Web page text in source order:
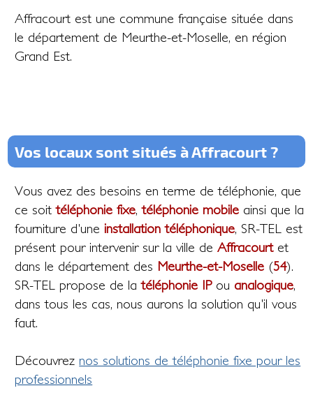
Affracourt est une commune française située dans
le département de Meurthe-et-Moselle, en région
Grand Est.
Vos locaux sont situés à Affracourt ?
Vous avez des besoins en terme de téléphonie, que
ce soittéléphonie fixe,téléphonie mobile ainsi que la
fourniture d'une installation téléphonique, SR-TEL est
présent pour intervenir sur la ville deAffracourtet
dans le département des Meurthe-et-Moselle (54).
SR-TEL propose de latéléphonie IPou analogique,
dans tous les cas, nous aurons la solution qu'il vous
faut.
Découvrez nos solutions de téléphonie fixe pour les
professionnels